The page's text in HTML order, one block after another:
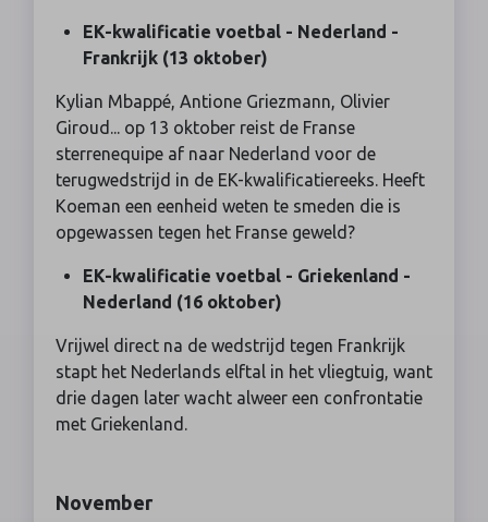
EK-kwalificatie voetbal - Nederland -
Frankrijk (13 oktober)
Kylian Mbappé, Antione Griezmann, Olivier
Giroud... op 13 oktober reist de Franse
sterrenequipe af naar Nederland voor de
terugwedstrijd in de EK-kwalificatiereeks. Heeft
Koeman een eenheid weten te smeden die is
opgewassen tegen het Franse geweld?
EK-kwalificatie voetbal - Griekenland -
Nederland (16 oktober)
Vrijwel direct na de wedstrijd tegen Frankrijk
stapt het Nederlands elftal in het vliegtuig, want
drie dagen later wacht alweer een confrontatie
met Griekenland.
November